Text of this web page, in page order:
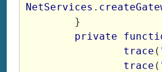
NetServices .
private
trace (
trace (